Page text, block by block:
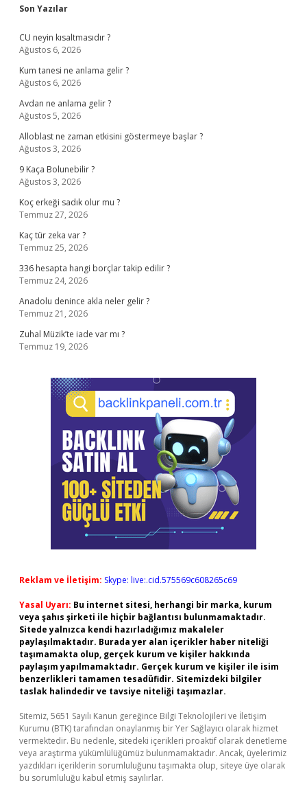
Sidebar
Son Yazılar
CU neyin kısaltmasıdır ?
Ağustos 6, 2026
Kum tanesi ne anlama gelir ?
Ağustos 6, 2026
Avdan ne anlama gelir ?
Ağustos 5, 2026
Alloblast ne zaman etkisini göstermeye başlar ?
Ağustos 3, 2026
9 Kaça Bolunebilir ?
Ağustos 3, 2026
Koç erkeği sadık olur mu ?
Temmuz 27, 2026
Kaç tür zeka var ?
Temmuz 25, 2026
336 hesapta hangi borçlar takip edilir ?
Temmuz 24, 2026
Anadolu denince akla neler gelir ?
Temmuz 21, 2026
Zuhal Müzik’te iade var mı ?
Temmuz 19, 2026
Reklam ve İletişim: Skype: live:.cid.575569c608265c69
Yasal Uyarı: Bu internet sitesi, herhangi bir marka, kurum
veya şahıs şirketi ile hiçbir bağlantısı bulunmamaktadır.
Sitede yalnızca kendi hazırladığımız makaleler
paylaşılmaktadır. Burada yer alan içerikler haber niteliği
taşımamakta olup, gerçek kurum ve kişiler hakkında
paylaşım yapılmamaktadır. Gerçek kurum ve kişiler ile isim
benzerlikleri tamamen tesadüfidir. Sitemizdeki bilgiler
taslak halindedir ve tavsiye niteliği taşımazlar.
Sitemiz, 5651 Sayılı Kanun gereğince Bilgi Teknolojileri ve İletişim
Kurumu (BTK) tarafından onaylanmış bir Yer Sağlayıcı olarak hizmet
vermektedir. Bu nedenle, sitedeki içerikleri proaktif olarak denetleme
veya araştırma yükümlülüğümüz bulunmamaktadır. Ancak, üyelerimiz
yazdıkları içeriklerin sorumluluğunu taşımakta olup, siteye üye olarak
bu sorumluluğu kabul etmiş sayılırlar.